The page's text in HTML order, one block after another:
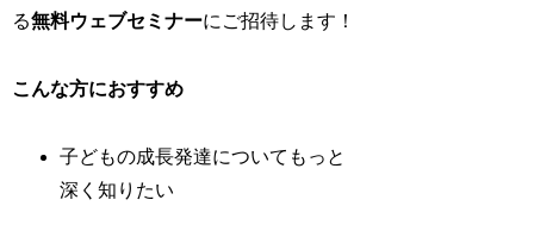
る無料ウェブセミナーにご招待します！
こんな方におすすめ
子どもの成長発達についてもっと
深く知りたい